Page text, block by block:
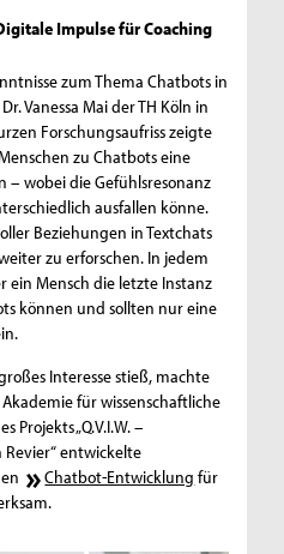
Impulse für Coaching
zum Thema Chatbots in
Vanessa Mai der TH Köln in
Forschungsaufriss zeigte
zu Chatbots eine
wobei die Gefühlsresonanz
ausfallen könne.
Beziehungen in Textchats
zu erforschen. In jedem
ein Mensch die letzte Instanz
können und sollten nur eine
Interesse stieß, machte
für wissenschaftliche
Projekts „Q.V.I.W. –
entwickelte
Chatbot-Entwicklung für